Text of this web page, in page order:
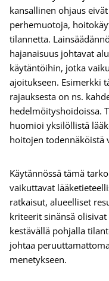
kansallinen ohjaus
perhemuotoja,
tilannetta.
hajanaisuus johtavat
käytäntöihin, jotka
ajoitukseen. Esimerkki
rajauksesta on ns.
hedelmöityshoidoissa.
huomioi yksilöllistä
hoitojen todennäköistä
Käytännössä tämä
vaikuttavat
ratkaisut, alueelliset
kriteerit sinänsä
kestävällä pohjalla
johtaa
menetykseen.